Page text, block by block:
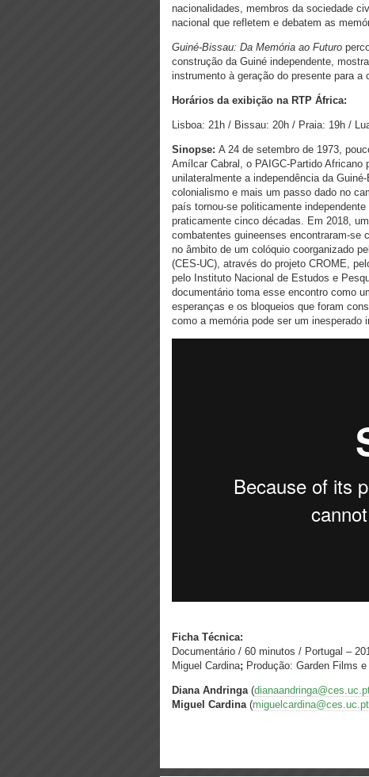
nacionalidades, membros da sociedade
nacional que refletem e debatem as
Guiné-Bissau: Da Memória ao Futuro
construção da Guiné independente,
instrumento à geração do presente para a
Horários da exibição na RTP África:
Lisboa: 21h / Bissau: 20h / Praia: 19h /
Sinopse: A 24 de setembro de 1973,
Amílcar Cabral, o PAIGC-Partido Africano
unilateralmente a independência da
colonialismo e mais um passo dado no
país tornou-se politicamente
praticamente cinco décadas. Em 2018,
combatentes guineenses encontraram-se
no âmbito de um colóquio coorganizado
(CES-UC), através do projeto CROME,
pelo Instituto Nacional de Estudos e
documentário toma esse encontro como
esperanças e os bloqueios que foram
como a memória pode ser um inesperado
Ficha Técnica:
Documentário / 60 minutos / Portugal –
Miguel Cardina; Produção: Garden Films
Diana Andringa(
Miguel Cardina(miguelcardina@ces.uc.pt